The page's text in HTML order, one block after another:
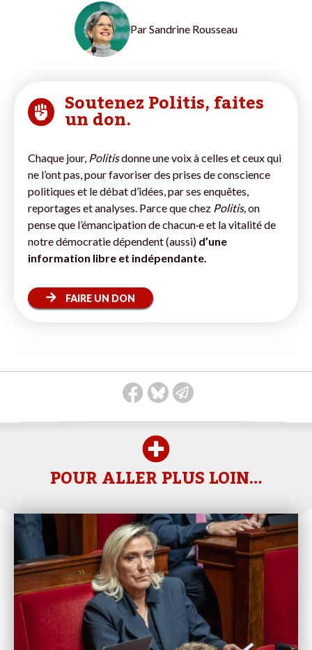
ParSandrine Rousseau
Soutenez Politis, faites
un don.
Chaque jour, Politisdonne une voix à celles et ceux qui
ne l’ont pas, pour favoriser des prises de conscience
politiques et le débat d’idées, par ses enquêtes,
reportages et analyses. Parce que chez Politis,on
pense que l’émancipation de chacun·e et la vitalité de
notre démocratie dépendent (aussi) d’une
information libre et indépendante.
FAIRE UN DON
POUR ALLER PLUS LOIN…